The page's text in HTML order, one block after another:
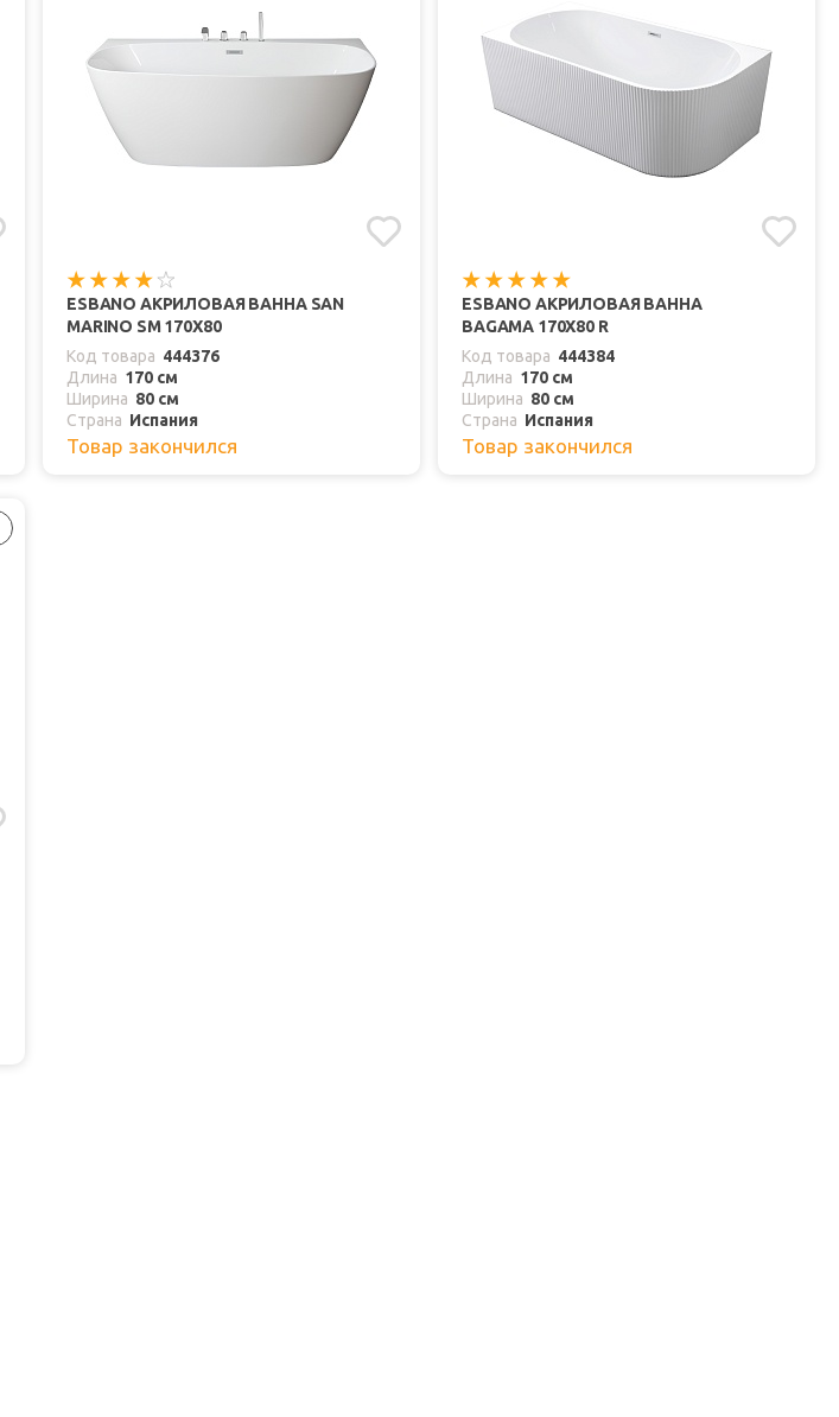
ESBANO АКРИЛОВАЯ ВАННА SAN
MARINO SM 170X80
Код товара 444376
Длина 170 см
Ширина 80 см
Страна Испания
Товар закончился
ESBANO АКРИЛОВАЯ ВАННА
BAGAMA 170X80 R
Код товара 444384
Длина 170 см
Ширина 80 см
Страна Испания
Товар закончился